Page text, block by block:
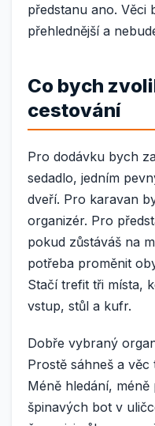
předstanu ano. Věci
přehlednější a
Co bych
cestování
Pro dodávku bych
sedadlo, jedním
dveří. Pro karavan
organizér. Pro
pokud zůstáváš na
potřeba proměnit
Stačí trefit tři místa,
vstup, stůl a kufr.
Dobře vybraný
Prostě sáhneš a věc
Méně hledání,
špinavých bot v